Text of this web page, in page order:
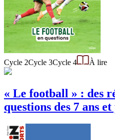
Cycle 2Cycle 3Cycle 4 À lire
« Le football » : des
questions des 7 ans